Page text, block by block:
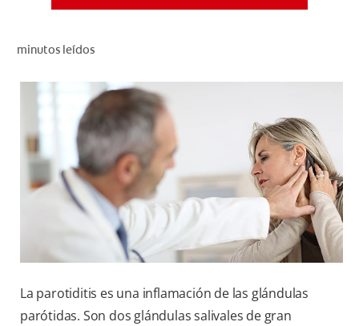
PARA PROFESIONALES
AR (ES)
SUSCRIBITE
minutos leídos
La parotiditis es una inflamación de las glándulas
parótidas. Son dos glándulas salivales de gran